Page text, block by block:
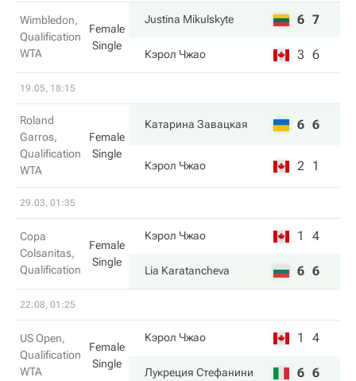
Wimbledon,
Qualification
WTA
Female
Single
Justina Mikulskyte 6 7
Кэрол Чжао 3 6
19.05, 18:15
Roland
Garros,
Qualification
WTA
Female
Single
Катарина Завацкая 6 6
Кэрол Чжао 2 1
29.03, 01:35
Copa
Colsanitas,
Qualification
Female
Single
Кэрол Чжао 1 4
Lia Karatancheva 6 6
22.08, 01:25
US Open,
Qualification
WTA
Female
Single
Кэрол Чжао 1 4
Лукреция Стефанини 6 6